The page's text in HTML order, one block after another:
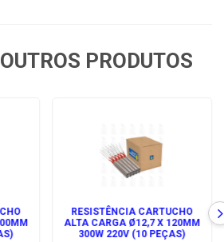
PRODUTOS
RESISTÊNCIA CARTUCHO
ALTA CARGA Ø12,7 X 120MM
300W 220V (10 PEÇAS)